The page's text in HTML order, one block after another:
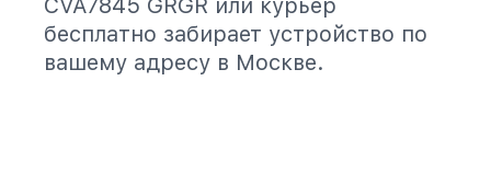
CVA7845 GRGR или курьер
бесплатно забирает устройство по
вашему адресу в Москве.